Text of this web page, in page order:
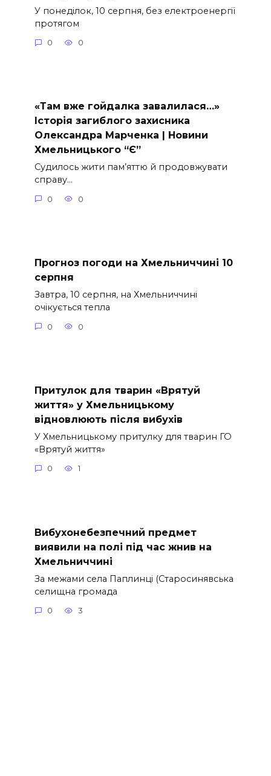
У понеділок, 10 серпня, без електроенергії
протягом
0 0
«Там вже гойдалка завалилася…»
Історія загиблого захисника
Олександра Марченка | Новини
Хмельницького “Є”
Судилось жити пам’яттю й продовжувати
справу…
0 0
Прогноз погоди на Хмельниччині 10
серпня
Завтра, 10 серпня, на Хмельниччині
очікується тепла
0 0
Притулок для тварин «Врятуй
життя» у Хмельницькому
відновлюють після вибухів
У Хмельницькому притулку для тварин ГО
«Врятуй життя»
0 1
Вибухонебезпечний предмет
виявили на полі під час жнив на
Хмельниччині
За межами села Паплинці (Старосинявська
селищна громада
0 3